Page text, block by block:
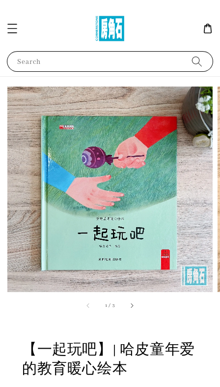
Search
1 / 3
【一起玩吧】| 哈皮童年爱
的教育暖心绘本